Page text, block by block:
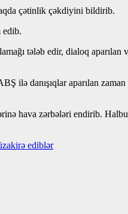
çətinlik çəkdiyini bildirib.
edib.
tələb edir, dialoq
ilə danışıqlar aparılan
hava zərbələri endirib.
ediblər